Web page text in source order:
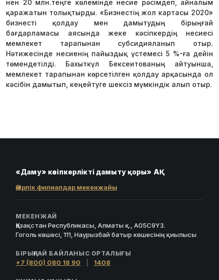
нен 20 млн.теңге көлемінде несие рәсімдеп, айналым
қаражатын толықтырды. «Бизнестің жол картасы 2020»
бизнесті қолдау мен дамытудың бірыңғай
бағдарламасы аясында жеке кәсіпкердің несиесі
мемлекет тарапынан субсидияланып отыр.
Нәтижесінде несиенің пайыздық үстемесі 5 %-ға дейін
төмендетілді. Бахыткүл Бексеитованың айтуынша,
мемлекет тарапынан көрсетілген қолдау арқасында ол
кәсібін дамытып, кеңейтуге шексіз мүмкіндік алып отыр.
«Даму» кәсіпкерлікті дамыту қоры» АҚ
Өңірлік филиалдар мекенжайы
МЕКЕНЖАЙ
Қазақстан Республикасы, Алматы қ., A05C9Y3.
Гоголь көшесі, 111, Наурызбай батыр көшесінің қиылысы
БІРЫҢҒАЙ БАЙЛАНЫС ОРТАЛЫҒЫ
+7 (800) 080 18 90 1408